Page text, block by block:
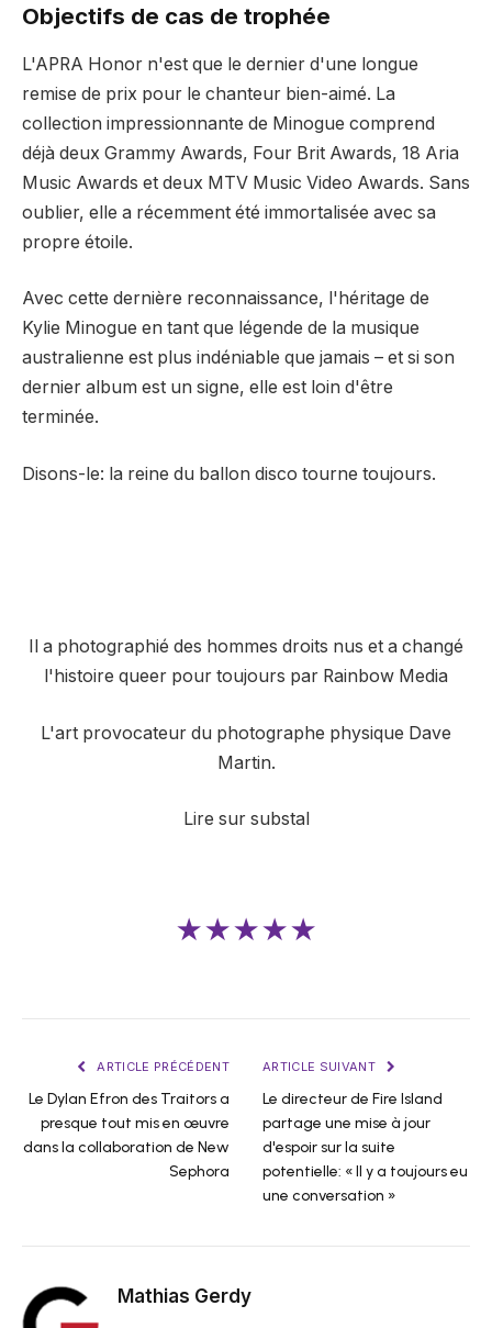
Objectifs de cas de trophée
L'APRA Honor n'est que le dernier d'une longue
remise de prix pour le chanteur bien-aimé. La
collection impressionnante de Minogue comprend
déjà deux Grammy Awards, Four Brit Awards, 18 Aria
Music Awards et deux MTV Music Video Awards. Sans
oublier, elle a récemment été immortalisée avec sa
propre étoile.
Avec cette dernière reconnaissance, l'héritage de
Kylie Minogue en tant que légende de la musique
australienne est plus indéniable que jamais – et si son
dernier album est un signe, elle est loin d'être
terminée.
Disons-le: la reine du ballon disco tourne toujours.
Il a photographié des hommes droits nus et a changé
l'histoire queer pour toujours par Rainbow Media
L'art provocateur du photographe physique Dave
Martin.
Lire sur substal
★★★★★
ARTICLE PRÉCÉDENT
Le Dylan Efron des Traitors a
presque tout mis en œuvre
dans la collaboration de New
Sephora
ARTICLE SUIVANT
Le directeur de Fire Island
partage une mise à jour
d'espoir sur la suite
potentielle: « Il y a toujours eu
une conversation »
Mathias Gerdy